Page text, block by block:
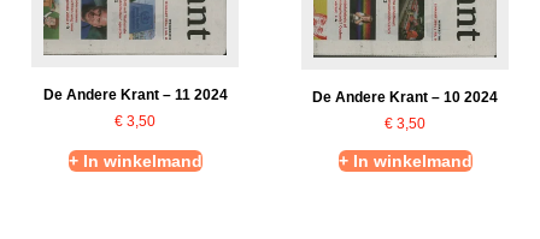
De Andere Krant – 11 2024
€ 3,50
+ In winkelmand
De Andere Krant – 10 2024
€ 3,50
+ In winkelmand